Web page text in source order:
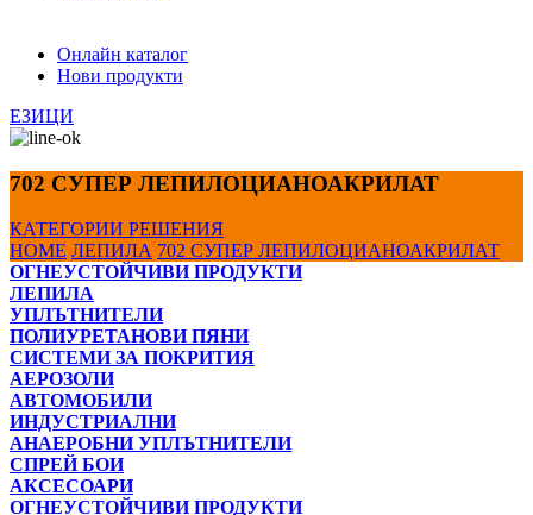
Онлайн каталог
Нови продукти
ЕЗИЦИ
702 СУПЕР ЛЕПИЛОЦИАНОАКРИЛАТ
КАТЕГОРИИ РЕШЕНИЯ
HOME ЛЕПИЛА 702 СУПЕР ЛЕПИЛОЦИАНОАКРИЛАТ
ОГНЕУСТОЙЧИВИ ПРОДУКТИ
ЛЕПИЛА
УПЛЪТНИТЕЛИ
ПОЛИУРЕТАНОВИ ПЯНИ
СИСТЕМИ ЗА ПОКРИТИЯ
АЕРОЗОЛИ
АВТОМОБИЛИ
ИНДУСТРИАЛНИ
АНАЕРОБНИ УПЛЪТНИТЕЛИ
СПРЕЙ БОИ
АКСЕСОАРИ
ОГНЕУСТОЙЧИВИ ПРОДУКТИ